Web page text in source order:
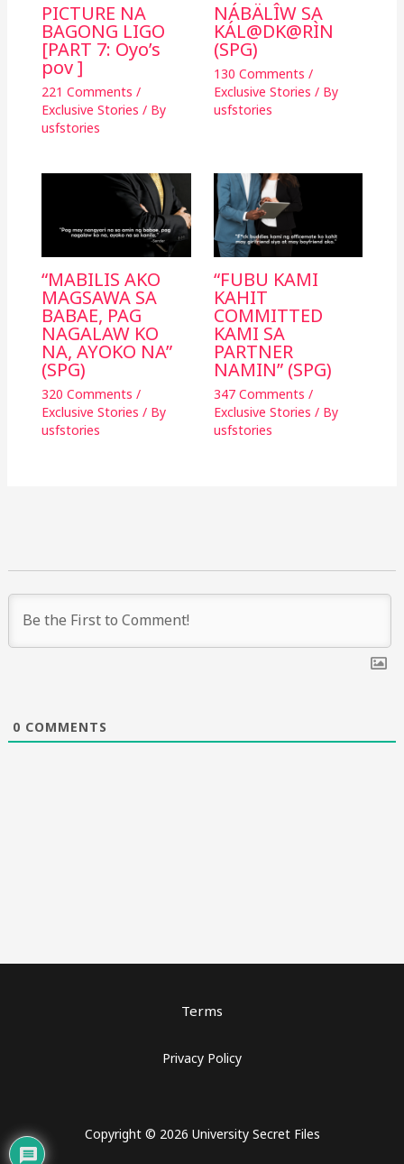
PICTURE NA
BAGONG LIGO
[PART 7: Oyo’s
pov ]
221 Comments /
Exclusive Stories / By
usfstories
NÁBÄLÎW SA
KÁL@DK@RÌN
(SPG)
130 Comments /
Exclusive Stories / By
usfstories
“MABILIS AKO
MAGSAWA SA
BABAE, PAG
NAGALAW KO
NA, AYOKO NA”
(SPG)
320 Comments /
Exclusive Stories / By
usfstories
“FUBU KAMI
KAHIT
COMMITTED
KAMI SA
PARTNER
NAMIN” (SPG)
347 Comments /
Exclusive Stories / By
usfstories
0 COMMENTS
Terms
Privacy Policy
Copyright © 2026 University Secret Files